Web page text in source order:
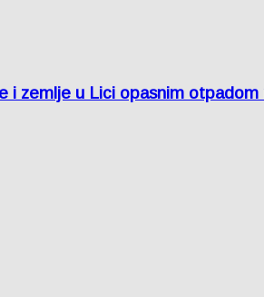
i zemlje u Lici opasnim